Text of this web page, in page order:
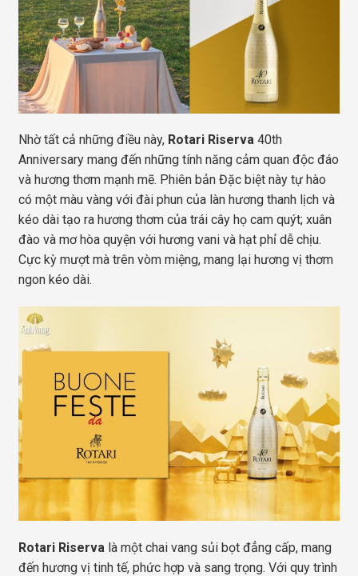
Nhờ tất cả những điều này, Rotari Riserva 40th
Anniversary mang đến những tính năng cảm quan độc đáo
và hương thơm mạnh mẽ. Phiên bản Đặc biệt này tự hào
có một màu vàng với đài phun của làn hương thanh lịch và
kéo dài tạo ra hương thơm của trái cây họ cam quýt; xuân
đào và mơ hòa quyện với hương vani và hạt phỉ dễ chịu.
Cực kỳ mượt mà trên vòm miệng, mang lại hương vị thơm
ngon kéo dài.
Rotari Riserva là một chai vang sủi bọt đẳng cấp, mang
đến hương vị tinh tế, phức hợp và sang trọng. Với quy trình